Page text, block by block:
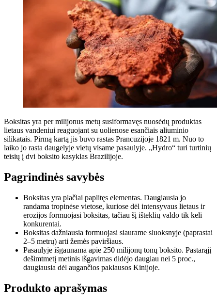
Boksitas yra per milijonus metų susiformavęs nuosėdų produktas
lietaus vandeniui reaguojant su uolienose esančiais aliuminio
silikatais. Pirmą kartą jis buvo rastas Prancūzijoje 1821 m. Nuo to
laiko jo rasta daugelyje vietų visame pasaulyje. „Hydro“ turi turtinių
teisių į dvi boksito kasyklas Brazilijoje.
Pagrindinės savybės
Boksitas yra plačiai paplitęs elementas. Daugiausia jo
randama tropinėse vietose, kuriose dėl intensyvaus lietaus ir
erozijos formuojasi boksitas, tačiau šį išteklių valdo tik keli
konkurentai.
Boksitas dažniausia formuojasi siaurame sluoksnyje (paprastai
2–5 metrų) arti žemės paviršiaus.
Pasaulyje išgaunama apie 250 milijonų tonų boksito. Pastarąjį
dešimtmetį metinis išgavimas didėjo daugiau nei 5 proc.,
daugiausia dėl augančios paklausos Kinijoje.
Produkto aprašymas